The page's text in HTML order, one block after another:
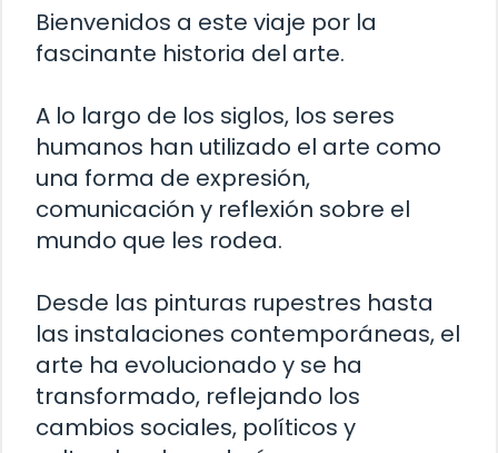
Bienvenidos a este viaje por la
fascinante historia del arte.
A lo largo de los siglos, los seres
humanos han utilizado el arte como
una forma de expresión,
comunicación y reflexión sobre el
mundo que les rodea.
Desde las pinturas rupestres hasta
las instalaciones contemporáneas, el
arte ha evolucionado y se ha
transformado, reflejando los
cambios sociales, políticos y